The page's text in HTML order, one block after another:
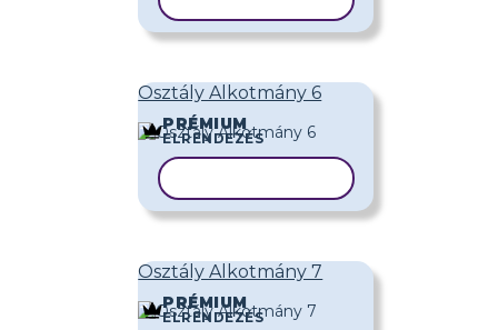
Osztály Alkotmány 6
PRÉMIUM
ELRENDEZÉS
Osztály Alkotmány 7
PRÉMIUM
ELRENDEZÉS